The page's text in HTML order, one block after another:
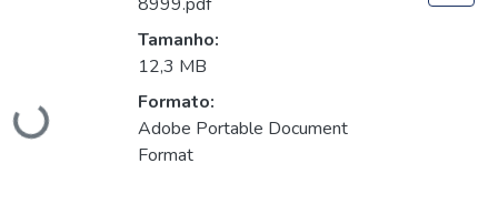
Carregando...
Tamanho:
12,3 MB
Formato:
Adobe Portable Document
Format